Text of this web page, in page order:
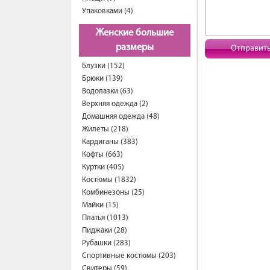
Упаковками (4)
Женские большие
размеры
Блузки (152)
Брюки (139)
Водолазки (63)
Верхняя одежда (2)
Домашняя одежда (48)
Жилеты (218)
Кардиганы (383)
Кофты (663)
Куртки (405)
Костюмы (1832)
Комбинезоны (25)
Майки (15)
Платья (1013)
Пиджаки (28)
Рубашки (283)
Спортивные костюмы (203)